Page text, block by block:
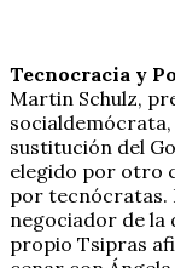
Tecnocracia y
Martin Schulz,
sustitución del
elegido por otro
por tecnócratas.
negociador de la
propio Tsipras